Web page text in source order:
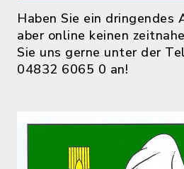
Haben Sie ein dringendes
aber online keinen
Sie uns gerne unter der
04832 6065 0 an!